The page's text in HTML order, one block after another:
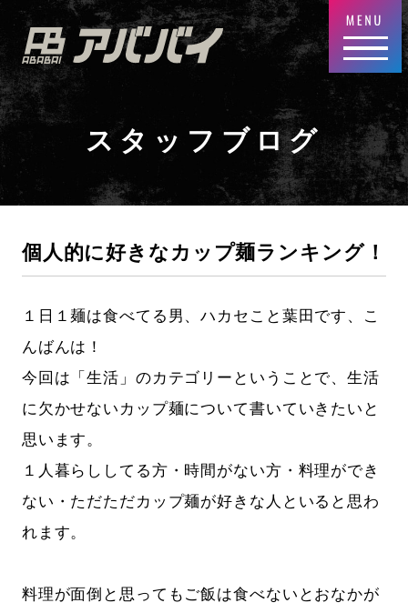
スタッフブログ
個人的に好きなカップ麺ランキング！
１日１麺は食べてる男、ハカセこと葉田です、こ
んばんは！
今回は「生活」のカテゴリーということで、生活
に欠かせないカップ麺について書いていきたいと
思います。
１人暮らししてる方・時間がない方・料理ができ
ない・ただただカップ麺が好きな人といると思わ
れます。
料理が面倒と思ってもご飯は食べないとおなかが